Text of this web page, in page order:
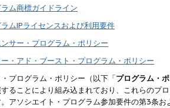
ム商標ガイドライン
ムIPライセンスおよび利用要件
サー・プログラム・ポリシー
・アド・ブースト・プログラム・ポリシー
プログラム・ポリシー（以下「プログラム・
ることにより組み込まれており、これらのプ
アソシエイト・プログラム参加要件の第3条